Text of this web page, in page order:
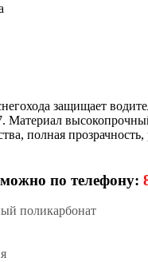
защищает
Материал
полная
по телефону:
поликарбонат